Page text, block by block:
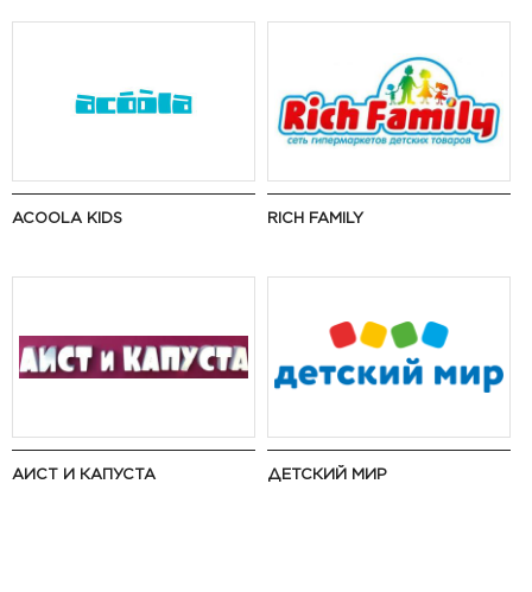
ACOOLA KIDS RICH FAMILY
АИСТ И КАПУСТА ДЕТСКИЙ МИР